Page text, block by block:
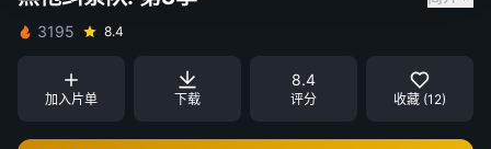
3195
8.4
加入片单 下载
8.4
评分 收藏 (12)